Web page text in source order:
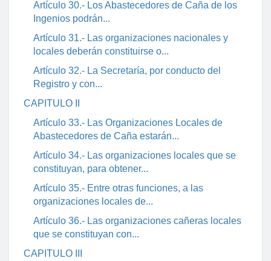
Artículo 30.- Los Abastecedores de Caña de los
Ingenios podrán...
Artículo 31.- Las organizaciones nacionales y
locales deberán constituirse o...
Artículo 32.- La Secretaría, por conducto del
Registro y con...
CAPITULO II
Artículo 33.- Las Organizaciones Locales de
Abastecedores de Caña estarán...
Artículo 34.- Las organizaciones locales que se
constituyan, para obtener...
Artículo 35.- Entre otras funciones, a las
organizaciones locales de...
Artículo 36.- Las organizaciones cañeras locales
que se constituyan con...
CAPITULO III